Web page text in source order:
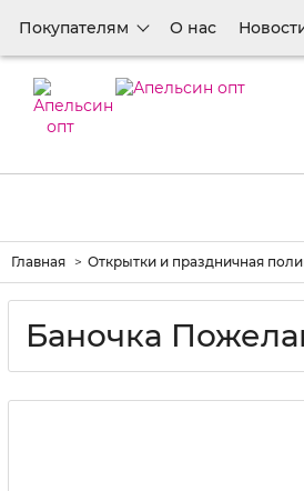
Покупателям О нас
Главная Открытки и праздничная
Баночка